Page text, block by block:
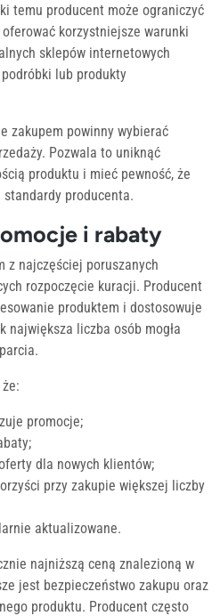
temu producent może ograniczyć
korzystniejsze warunki
sklepów internetowych
lub produkty
zakupem powinny wybierać
Pozwala to uniknąć
produktu i mieć pewność, że
producenta.
i rabaty
z najczęściej poruszanych
rozpoczęcie kuracji. Producent
produktem i dostosowuje
największa liczba osób mogła
promocje;
dla nowych klientów;
przy zakupie większej liczby
aktualizowane.
najniższą ceną znalezioną w
jest bezpieczeństwo zakupu oraz
produktu. Producent często